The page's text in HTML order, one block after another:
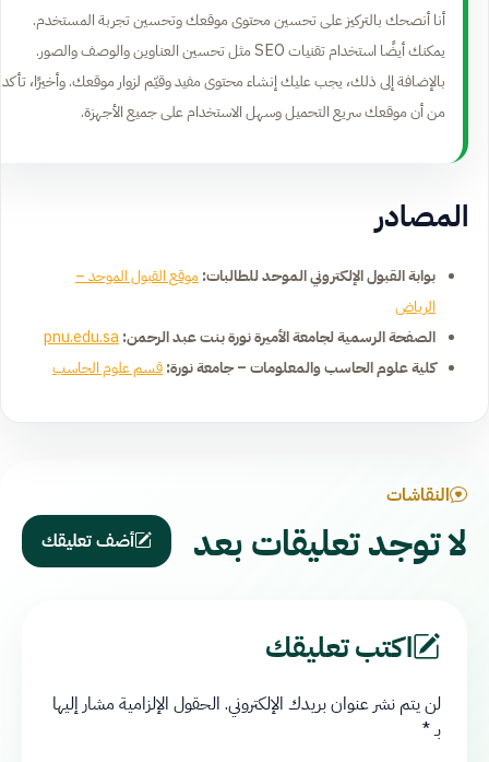
أنا أنصحك بالتركيز على تحسين محتوى موقعك وتحسين تجربة المستخدم.
يمكنك أيضًا استخدام تقنيات SEO مثل تحسين العناوين والوصف والصور.
بالإضافة إلى ذلك، يجب عليك إنشاء محتوى مفيد وقيّم لزوار موقعك. وأخيرًا، تأكد
من أن موقعك سريع التحميل وسهل الاستخدام على جميع الأجهزة.
المصادر
بوابة القبول الإلكتروني الموحد للطالبات:موقع القبول الموحد –
الرياض
الصفحة الرسمية لجامعة الأميرة نورة بنت عبد الرحمن:pnu.edu.sa
كلية علوم الحاسب والمعلومات – جامعة نورة:قسم علوم الحاسب
النقاشات
لا توجد تعليقات بعد أضف تعليقك
اكتب تعليقك
لن يتم نشر عنوان بريدك الإلكتروني. الحقول الإلزامية مشار إليها
بـ*